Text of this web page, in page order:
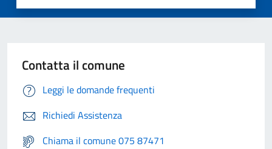
Contatta il comune
Leggi le domande frequenti
Richiedi Assistenza
Chiama il comune 075 87471